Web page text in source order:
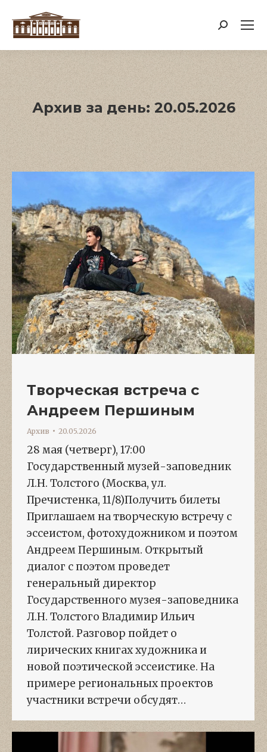
Поиск:
Архив за день: 20.05.2026
Творческая встреча с
Андреем Першиным
Архив 20.05.2026
28 мая (четверг), 17:00
Государственный музей-заповедник
Л.Н. Толстого (Москва, ул.
Пречистенка, 11/8)Получить билеты
Приглашаем на творческую встречу с
эссеистом, фотохудожником и поэтом
Андреем Першиным. Открытый
диалог с поэтом проведет
генеральный директор
Государственного музея-заповедника
Л.Н. Толстого Владимир Ильич
Толстой. Разговор пойдет о
лирических книгах художника и
новой поэтической эссеистике. На
примере региональных проектов
участники встречи обсудят…